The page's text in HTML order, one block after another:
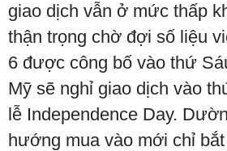
giao dịch vẫn ở mức thấp
thận trọng chờ đợi số liệu
6 được công bố vào thứ
Mỹ sẽ nghỉ giao dịch vào
lễ Independence Day.
hướng mua vào mới chỉ